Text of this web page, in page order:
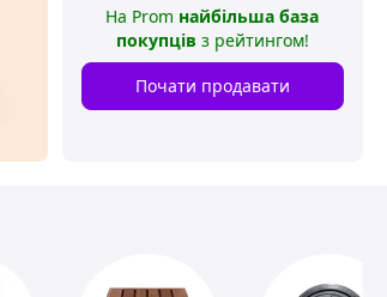
На Prom найбільша база
покупців з рейтингом!
Почати продавати